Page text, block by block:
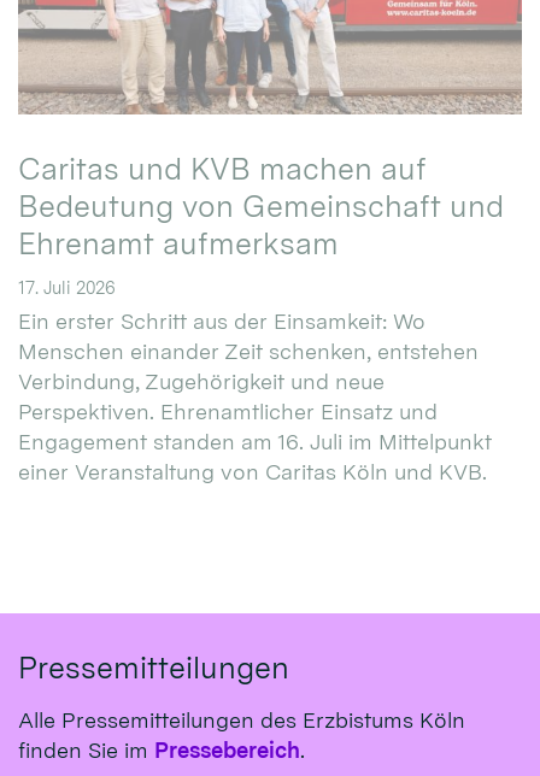
Caritas und KVB machen auf
Bedeutung von Gemeinschaft und
Ehrenamt aufmerksam
17. Juli 2026
Ein erster Schritt aus der Einsamkeit: Wo
Menschen einander Zeit schenken, entstehen
Verbindung, Zugehörigkeit und neue
Perspektiven. Ehrenamtlicher Einsatz und
Engagement standen am 16. Juli im Mittelpunkt
einer Veranstaltung von Caritas Köln und KVB.
Pressemitteilungen
Alle Pressemitteilungen des Erzbistums Köln
finden Sie im Pressebereich.